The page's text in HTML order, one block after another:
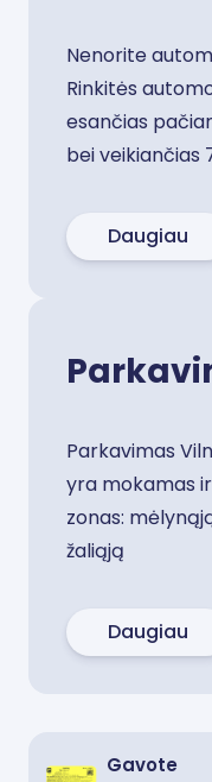
Nenorite
Rinkitės
esančias
bei veikiančias
Daugiau
Parkavimas
yra mokamas
zonas:
žaliąją
Daugiau
Gavote